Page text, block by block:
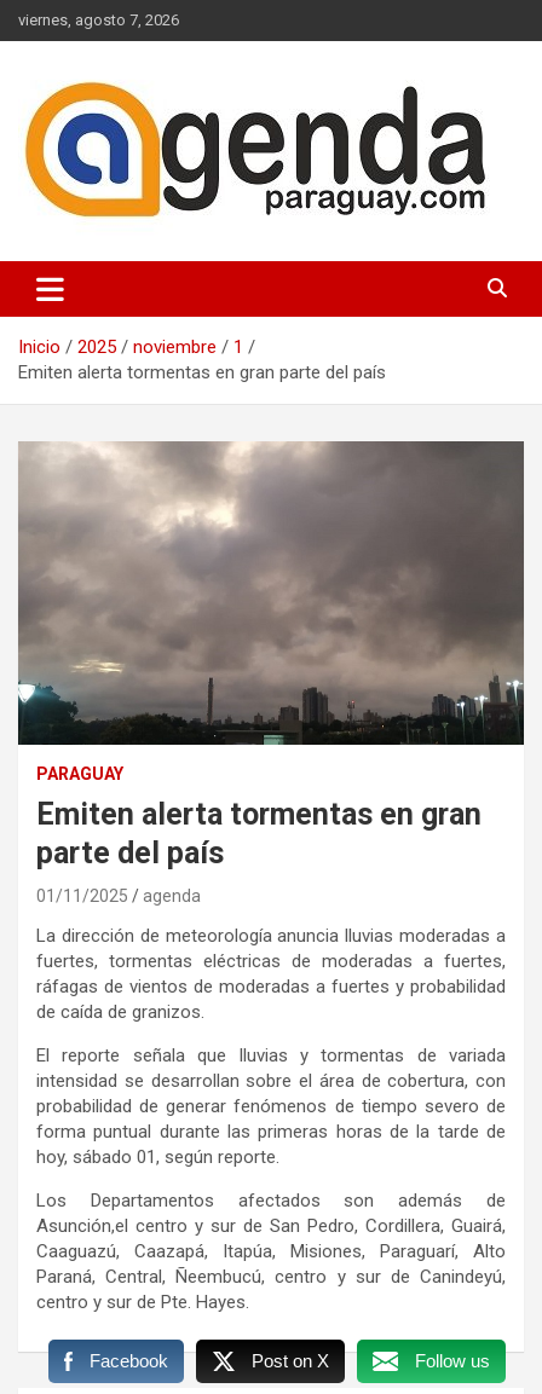
Saltar
al
viernes, agosto 7, 2026
Agenda Paraguay
Inicio 2025 noviembre
1
Emiten alerta tormentas en gran parte del país
PARAGUAY
Emiten alerta tormentas en gran
parte del país
01/11/2025 agenda
La dirección de meteorología anuncia lluvias moderadas a
fuertes, tormentas eléctricas de moderadas a fuertes,
ráfagas de vientos de moderadas a fuertes y probabilidad
de caída de granizos.
El reporte señala que lluvias y tormentas de variada
intensidad se desarrollan sobre el área de cobertura, con
probabilidad de generar fenómenos de tiempo severo de
forma puntual durante las primeras horas de la tarde de
hoy, sábado 01, según reporte.
Los Departamentos afectados son además de
Asunción,el centro y sur de San Pedro, Cordillera, Guairá,
Caaguazú, Caazapá, Itapúa, Misiones, Paraguarí, Alto
Paraná, Central, Ñeembucú, centro y sur de Canindeyú,
centro y sur de Pte. Hayes.
Facebook Post on X Follow us